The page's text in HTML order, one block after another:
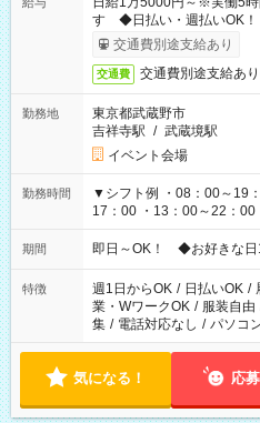
す ◆日払い・週払いOK！
も異なります
交通費別途支給あり
交通費 交通費別途支給あ
勤務地
東京都武蔵野市
吉祥寺駅 / 武蔵境駅
イベント会場
勤務時間
▼シフト例 ・08：00～19
17：00 ・13：00～22：00 ・16：
仕事により勤務時間が異な
期間 即日～OK！ ◆お好きな
特徴 週1日からOK / 日払いOK /
業・WワークOK / 服装自由
集 / 電話対応なし / パソコ
気になる！ 応